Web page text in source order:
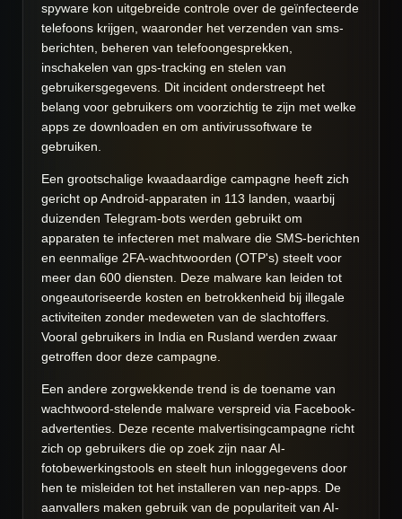
spyware kon uitgebreide controle over de geïnfecteerde
telefoons krijgen, waaronder het verzenden van sms-
berichten, beheren van telefoongesprekken,
inschakelen van gps-tracking en stelen van
gebruikersgegevens. Dit incident onderstreept het
belang voor gebruikers om voorzichtig te zijn met welke
apps ze downloaden en om antivirussoftware te
gebruiken.
Een grootschalige kwaadaardige campagne heeft zich
gericht op Android-apparaten in 113 landen, waarbij
duizenden Telegram-bots werden gebruikt om
apparaten te infecteren met malware die SMS-berichten
en eenmalige 2FA-wachtwoorden (OTP's) steelt voor
meer dan 600 diensten. Deze malware kan leiden tot
ongeautoriseerde kosten en betrokkenheid bij illegale
activiteiten zonder medeweten van de slachtoffers.
Vooral gebruikers in India en Rusland werden zwaar
getroffen door deze campagne.
Een andere zorgwekkende trend is de toename van
wachtwoord-stelende malware verspreid via Facebook-
advertenties. Deze recente malvertisingcampagne richt
zich op gebruikers die op zoek zijn naar AI-
fotobewerkingstools en steelt hun inloggegevens door
hen te misleiden tot het installeren van nep-apps. De
aanvallers maken gebruik van de populariteit van AI-